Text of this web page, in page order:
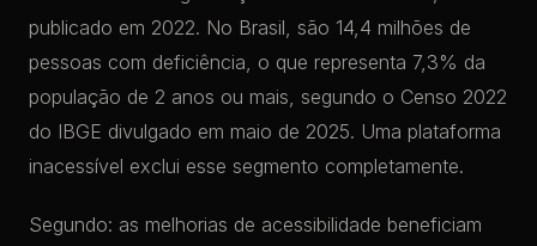
publicado em 2022. No Brasil, são 14,4 milhões de
pessoas com deficiência, o que representa 7,3% da
população de 2 anos ou mais, segundo o Censo 2022
do IBGE divulgado em maio de 2025. Uma plataforma
inacessível exclui esse segmento completamente.
Segundo: as melhorias de acessibilidade beneficiam